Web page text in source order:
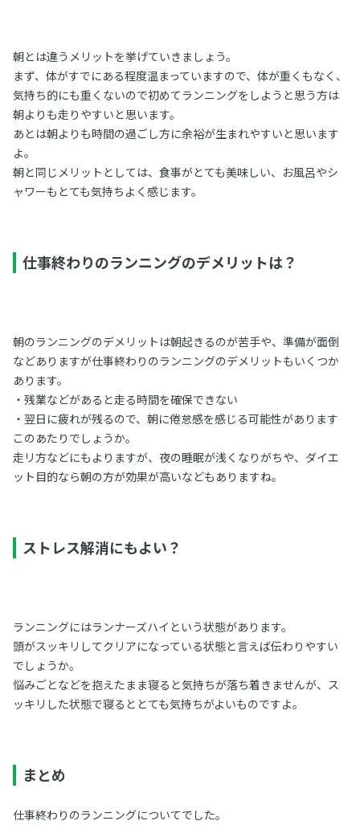
朝とは違うメリットを挙げていきましょう。
まず、体がすでにある程度温まっていますので、体が重くもなく、
気持ち的にも重くないので初めてランニングをしようと思う方は
朝よりも走りやすいと思います。
あとは朝よりも時間の過ごし方に余裕が生まれやすいと思います
よ。
朝と同じメリットとしては、食事がとても美味しい、お風呂やシ
ャワーもとても気持ちよく感じます。
仕事終わりのランニングのデメリットは？
朝のランニングのデメリットは朝起きるのが苦手や、準備が面倒
などありますが仕事終わりのランニングのデメリットもいくつか
あります。
・残業などがあると走る時間を確保できない
・翌日に疲れが残るので、朝に倦怠感を感じる可能性があります
このあたりでしょうか。
走リ方などにもよりますが、夜の睡眠が浅くなりがちや、ダイエ
ット目的なら朝の方が効果が高いなどもありますね。
ストレス解消にもよい？
ランニングにはランナーズハイという状態があります。
頭がスッキリしてクリアになっている状態と言えば伝わりやすい
でしょうか。
悩みごとなどを抱えたまま寝ると気持ちが落ち着きませんが、ス
ッキリした状態で寝るととても気持ちがよいものですよ。
まとめ
仕事終わりのランニングについてでした。